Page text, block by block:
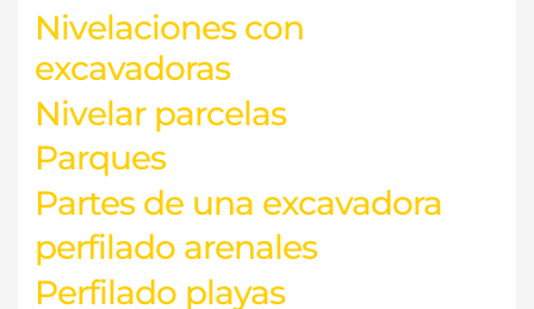
Nivelaciones con
excavadoras
Nivelar parcelas
Parques
Partes de una excavadora
perfilado arenales
Perfilado playas